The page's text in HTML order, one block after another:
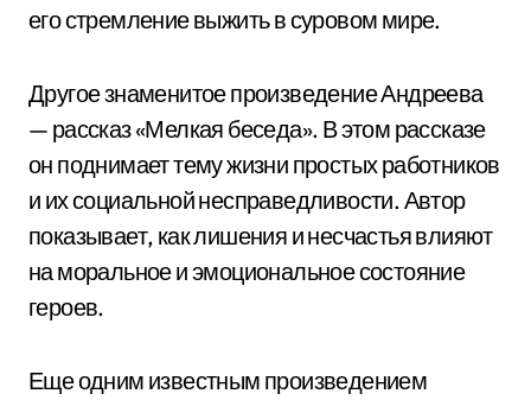
его стремление выжить в суровом мире.
Другое знаменитое произведение Андреева
— рассказ «Мелкая беседа». В этом рассказе
он поднимает тему жизни простых работников
и их социальной несправедливости. Автор
показывает, как лишения и несчастья влияют
на моральное и эмоциональное состояние
героев.
Еще одним известным произведением